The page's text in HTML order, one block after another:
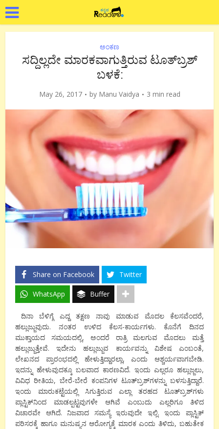
ಅಂಕಣ
ಸದ್ದಿಲ್ಲದೇ ಮಾರಕವಾಗುತ್ತಿರುವ ಟೂತ್‍ಬ್ರಶ್
ಬಳಕೆ:
May 26, 2017 by Manu Vaidya 3 min read
Share on Facebook Twitter
WhatsApp Buffer
ದಿನಾ ಬೆಳಿಗ್ಗೆ ಎದ್ದ ತಕ್ಷಣ ನಾವು ಮಾಡುವ ಮೊದಲ ಕೆಲಸವೆಂದರೆ,
ಹಲ್ಲುಜ್ಜುವುದು. ನಂತರ ಉಳಿದ ಕೆಲಸ-ಕಾರ್ಯಗಳು. ಕೊನೆಗೆ ದಿನದ
ಮುಕ್ತಾಯದ ಸಮಯದಲ್ಲಿ, ಅಂದರೆ ರಾತ್ರಿ ಮಲಗುವ ಮೊದಲು ಮತ್ತೆ
ಹಲ್ಲುಜ್ಜುತ್ತೇವೆ. ಇದೇನು ಹಲ್ಲುಜ್ಜುವ ಕಾರ್ಯವನ್ನು ವಿಶೇಷ ಎಂಬಂತೆ,
ಲೇಖನದ ಪ್ರಾರಂಭದಲ್ಲಿ ಹೇಳುತ್ತಿದ್ದಾರಲ್ಲಾ, ಎಂದು ಆಶ್ಚರ್ಯವಾಗಬೇಡಿ.
ಇದನ್ನು ಹೇಳುವುದಕ್ಕೂ ಬಲವಾದ ಕಾರಣವಿದೆ. ಇಂದು ಎಲ್ಲರೂ ಹಲ್ಲುಜ್ಜಲು,
ವಿವಿಧ ರೀತಿಯ, ಬೇರೆ-ಬೇರೆ ಕಂಪನಿಗಳ ಟೂತ್‍ಬ್ರಶ್‍ಗಳನ್ನು ಬಳಸುತ್ತಿದ್ದಾರೆ.
ಇಂದು ಮಾರುಕಟ್ಟೆಯಲ್ಲಿ ಸಿಗುತ್ತಿರುವ ಎಲ್ಲಾ ತರಹದ ಟೂತ್‍ಬ್ರಶ್‍ಗಳು
ಪ್ಲಾಸ್ಟಿಕ್‍ನಿಂದ ಮಾಡಲ್ಪಟ್ಟವುಗಳೇ ಆಗಿವೆ ಎಂಬುದು ಎಲ್ಲರಿಗೂ ತಿಳಿದ
ವಿಚಾರವೇ ಆಗಿದೆ. ನಿಜವಾದ ಸಮಸ್ಯೆ ಇರುವುದೇ ಇಲ್ಲಿ. ಇಂದು ಪ್ಲಾಸ್ಟಿಕ್
ಪರಿಸರಕ್ಕೆ ಹಾಗೂ ಮನುಷ್ಯನ ಆರೋಗ್ಯಕ್ಕೆ ಮಾರಕ ಎಂದು ತಿಳಿದು, ಬಹುತೇಕ